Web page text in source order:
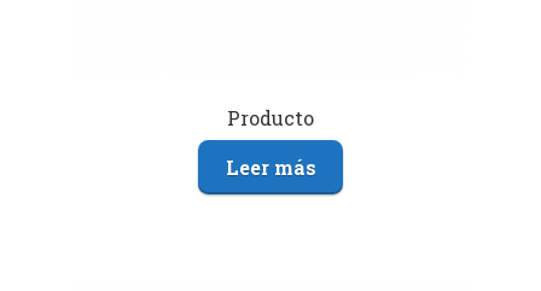
Producto
Leer más